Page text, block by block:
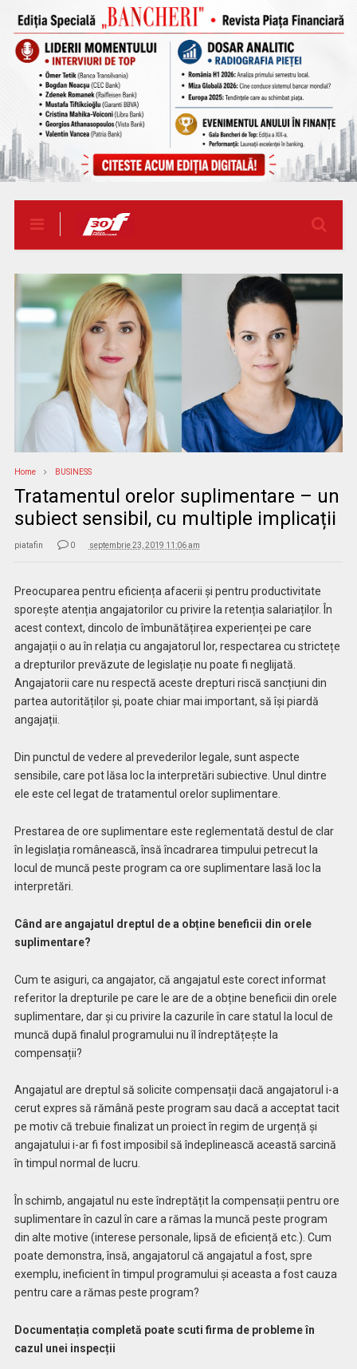
Home BUSINESS
Tratamentul orelor suplimentare – un
subiect sensibil, cu multiple implicații
piatafin 0 septembrie 23, 2019 11:06 am
Preocuparea pentru eficiența afacerii și pentru productivitate
sporește atenția angajatorilor cu privire la retenția salariaților. În
acest context, dincolo de îmbunătățirea experienței pe care
angajații o au în relația cu angajatorul lor, respectarea cu strictețe
a drepturilor prevăzute de legislație nu poate fi neglijată.
Angajatorii care nu respectă aceste drepturi riscă sancțiuni din
partea autorităților și, poate chiar mai important, să își piardă
angajații.
Din punctul de vedere al prevederilor legale, sunt aspecte
sensibile, care pot lăsa loc la interpretări subiective. Unul dintre
ele este cel legat de tratamentul orelor suplimentare.
Prestarea de ore suplimentare este reglementată destul de clar
în legislația românească, însă încadrarea timpului petrecut la
locul de muncă peste program ca ore suplimentare lasă loc la
interpretări.
Când are angajatul dreptul de a obține beneficii din orele
suplimentare?
Cum te asiguri, ca angajator, că angajatul este corect informat
referitor la drepturile pe care le are de a obține beneficii din orele
suplimentare, dar și cu privire la cazurile în care statul la locul de
muncă după finalul programului nu îl îndreptățește la
compensații?
Angajatul are dreptul să solicite compensații dacă angajatorul i-a
cerut expres să rămână peste program sau dacă a acceptat tacit
pe motiv că trebuie finalizat un proiect în regim de urgență și
angajatului i-ar fi fost imposibil să îndeplinească această sarcină
în timpul normal de lucru.
În schimb, angajatul nu este îndreptățit la compensații pentru ore
suplimentare în cazul în care a rămas la muncă peste program
din alte motive (interese personale, lipsă de eficiență etc.). Cum
poate demonstra, însă, angajatorul că angajatul a fost, spre
exemplu, ineficient în timpul programului și aceasta a fost cauza
pentru care a rămas peste program?
Documentația completă poate scuti firma de probleme în
cazul unei inspecții